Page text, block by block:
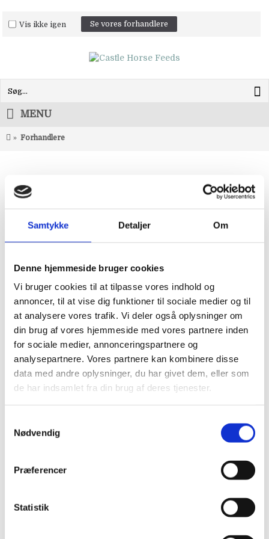
Samtykke Detaljer Om
Denne hjemmeside bruger cookies
Vi bruger cookies til at tilpasse vores indhold og
annoncer, til at vise dig funktioner til sociale medier og til
at analysere vores trafik. Vi deler også oplysninger om
din brug af vores hjemmeside med vores partnere inden
for sociale medier, annonceringspartnere og
analysepartnere. Vores partnere kan kombinere disse
data med andre oplysninger, du har givet dem, eller som
de har indsamlet fra din brug af deres tjenester.
Nødvendig
Præferencer
Statistik
Vis ikke igen Se vores forhandlere
MENU
Forhandlere
Forhandlere
Sjælland:
Ll. Haspeholm Aps - Leverer i hele landet til alle brofaste
øer
Højskolevej 1
3660 Frederikssund
Tlf.: 4031 1542
Mail: info@ll-haspeholm.dk
ll-haspeholm.dk
Slettebjerg Foder
Tlf.: 5364 5942